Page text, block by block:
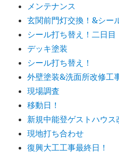
メンテナンス
玄関前門灯交換！&シー
シール打ち替え！二日目
デッキ塗装
シール打ち替え！
外壁塗装&洗面所改修工
現場調査
移動日！
新規中能登ゲストハウス
現地打ち合わせ
復興大工工事最終日！